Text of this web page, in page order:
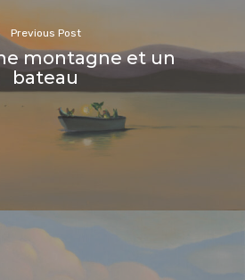
Previous Post
montagne et un
bateau